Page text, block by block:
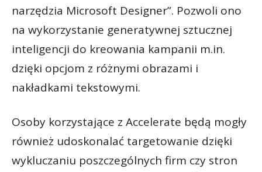
narzędzia Microsoft Designer”. Pozwoli ono
na wykorzystanie generatywnej sztucznej
inteligencji do kreowania kampanii m.in.
dzięki opcjom z różnymi obrazami i
nakładkami tekstowymi.
Osoby korzystające z Accelerate będą mogły
również udoskonalać targetowanie dzięki
wykluczaniu poszczególnych firm czy stron